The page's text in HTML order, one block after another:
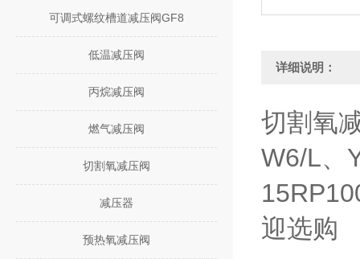
可调式螺纹槽道减压阀GF8
低温减压阀
丙烷减压阀
燃气减压阀
切割氧减压阀
减压器
预热氧减压阀
详细说明：
切割氧
W6/L、
迎选购